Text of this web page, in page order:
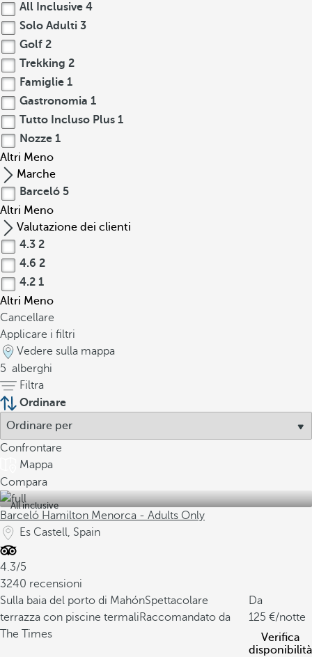
All Inclusive 4
Solo Adulti 3
Golf 2
Trekking 2
Famiglie 1
Gastronomia 1
Tutto Incluso Plus 1
Nozze 1
Altri Meno
Marche
Barceló 5
Altri Meno
Valutazione dei clienti
4.3 2
4.6 2
4.2 1
Altri Meno
Cancellare
Applicare i filtri
Vedere sulla mappa
5 alberghi
Filtra
Ordinare
Confrontare
Mappa
Compara
All inclusive
Barceló Hamilton Menorca - Adults Only
Es Castell, Spain
4.3/5
3240 recensioni
Sulla baia del porto di MahónSpettacolare
terrazza con piscine termaliRaccomandato da
The Times
Da
125
/notte
Verifica
disponibilità